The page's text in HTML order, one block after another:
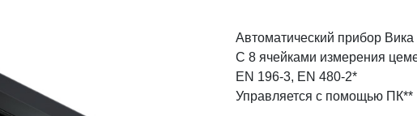
Автоматический прибор Вика
С 8 ячейками измерения
EN 196-3, EN 480-2*
Управляется с помощью ПК**